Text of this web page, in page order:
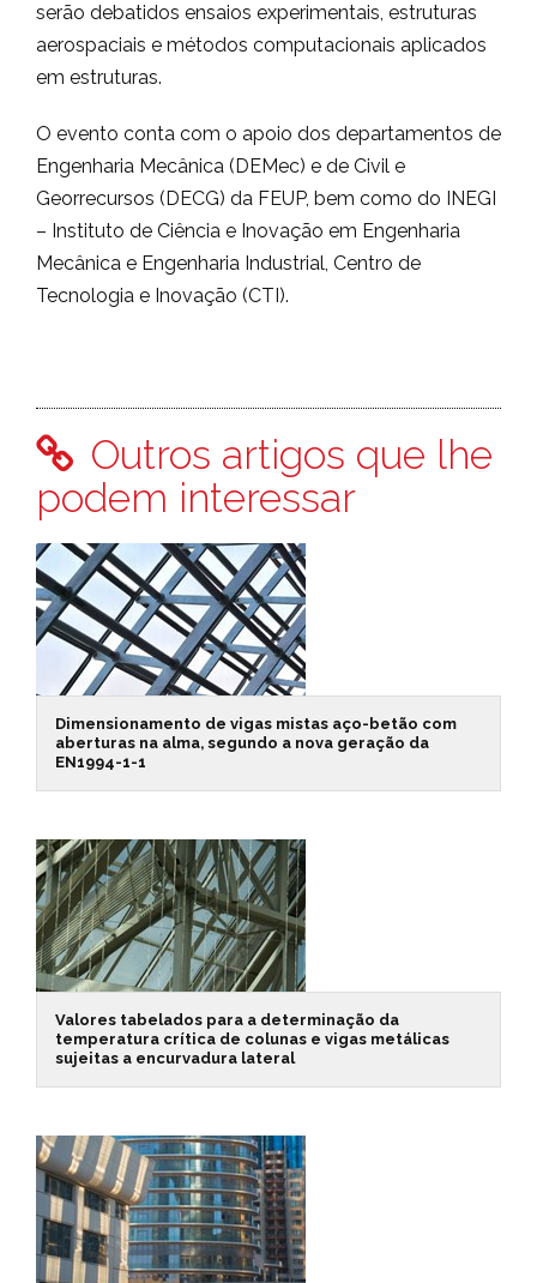
serão debatidos ensaios experimentais, estruturas
aerospaciais e métodos computacionais aplicados
em estruturas.
O evento conta com o apoio dos departamentos de
Engenharia Mecânica (DEMec) e de Civil e
Georrecursos (DECG) da FEUP, bem como do INEGI
– Instituto de Ciência e Inovação em Engenharia
Mecânica e Engenharia Industrial, Centro de
Tecnologia e Inovação (CTI).
Outros artigos que lhe
podem interessar
Dimensionamento de vigas mistas aço-betão com
aberturas na alma, segundo a nova geração da
EN1994-1-1
Valores tabelados para a determinação da
temperatura crítica de colunas e vigas metálicas
sujeitas a encurvadura lateral